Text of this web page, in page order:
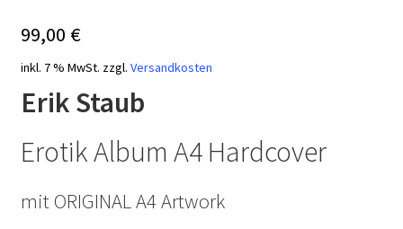
99,00 €
inkl. 7 % MwSt. zzgl. Versandkosten
Erik Staub
Erotik Album A4 Hardcover
mit ORIGINAL A4 Artwork